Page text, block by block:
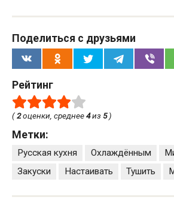
Поделиться с друзьями
Рейтинг
(2оценки, среднее4из 5)
Метки:
Русская кухня Охлаждённым
Закуски
Настаивать Тушить